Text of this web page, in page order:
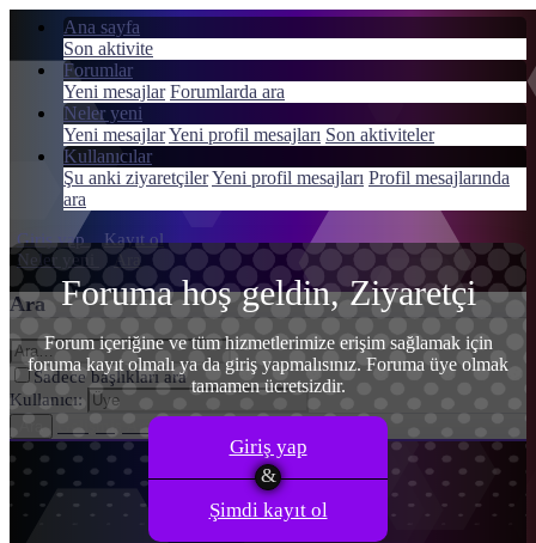
Ana sayfa
Son aktivite
Forumlar
Yeni mesajlar Forumlarda ara
Neler yeni
Yeni mesajlarYeni profil mesajları Son aktiviteler
Kullanıcılar
Şu anki ziyaretçilerYeni profil mesajları Profil mesajlarında
ara
Giriş yap
Kayıt ol
Neler yeni
Ara
Ara
Sadece başlıkları ara
Kullanıcı:
Ara Gelişmiş Arama…
Menü
Giriş yap
Kayıt ol
Foruma hoş geldin, Ziyaretçi
Forum içeriğine ve tüm hizmetlerimize erişim sağlamak için
foruma kayıt olmalı ya da giriş yapmalısınız. Foruma üye olmak
tamamen ücretsizdir.
Giriş yap
Şimdi kayıt ol